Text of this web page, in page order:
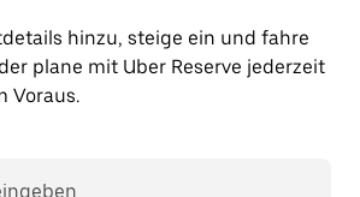
hinzu, steige ein und fahre
plane mit Uber Reserve jederzeit
Voraus.